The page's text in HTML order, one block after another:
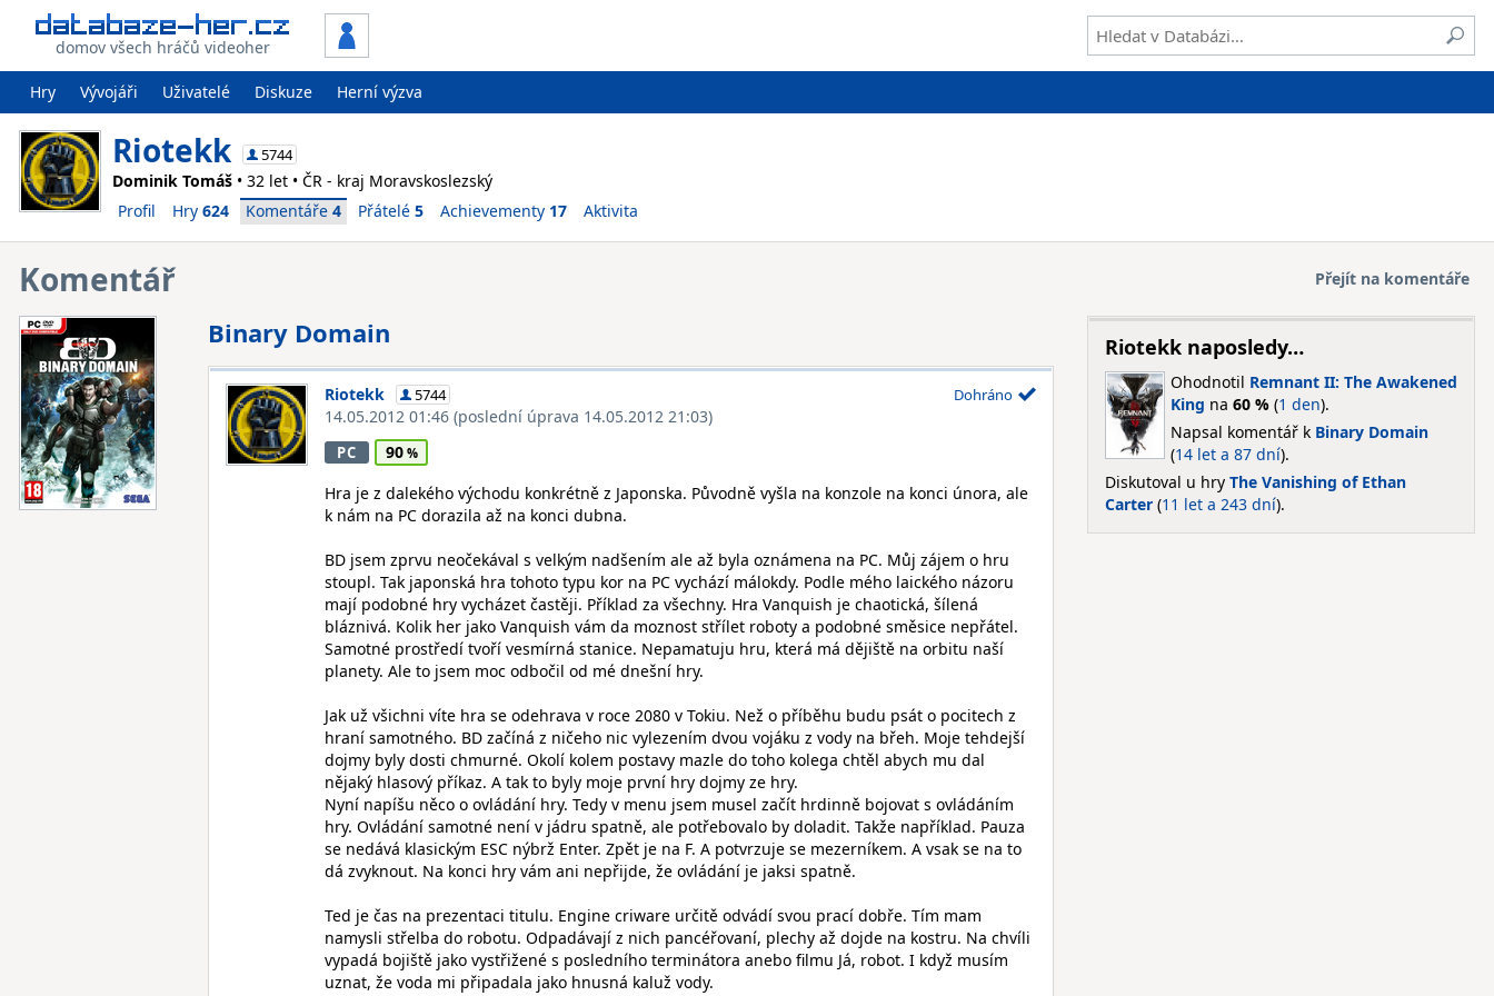
domov všech hráčů videoher
Hry Vývojáři Uživatelé Diskuze Herní výzva
Riotekk 5744
Dominik Tomáš • 32 let • ČR - kraj Moravskoslezský
Profil
Hry 624 Komentáře 4 Přátelé 5 Achievementy 17 Aktivita
Komentář Přejít na komentáře
Binary Domain
Riotekk 5744
14.05.2012 01:46 (poslední úprava 14.05.2012 21:03)
Dohráno
PC
90
Hra je z dalekého východu konkrétně z Japonska. Původně vyšla na konzole na konci února, ale
k nám na PC dorazila až na konci dubna.
BD jsem zprvu neočekával s velkým nadšením ale až byla oznámena na PC. Můj zájem o hru
stoupl. Tak japonská hra tohoto typu kor na PC vychází málokdy. Podle mého laického názoru
mají podobné hry vycházet častěji. Příklad za všechny. Hra Vanquish je chaotická, šílená
bláznivá. Kolik her jako Vanquish vám da moznost střílet roboty a podobné směsice nepřátel.
Samotné prostředí tvoří vesmírná stanice. Nepamatuju hru, která má dějiště na orbitu naší
planety. Ale to jsem moc odbočil od mé dnešní hry.
Jak už všichni víte hra se odehrava v roce 2080 v Tokiu. Než o příběhu budu psát o pocitech z
hraní samotného. BD začíná z ničeho nic vylezením dvou vojáku z vody na břeh. Moje tehdejší
dojmy byly dosti chmurné. Okolí kolem postavy mazle do toho kolega chtěl abych mu dal
nějaký hlasový příkaz. A tak to byly moje první hry dojmy ze hry.
Nyní napíšu něco o ovládání hry. Tedy v menu jsem musel začít hrdinně bojovat s ovládáním
hry. Ovládání samotné není v jádru spatně, ale potřebovalo by doladit. Takže například. Pauza
se nedává klasickým ESC nýbrž Enter. Zpět je na F. A potvrzuje se mezerníkem. A vsak se na to
dá zvyknout. Na konci hry vám ani nepřijde, že ovládání je jaksi spatně.
Ted je čas na prezentaci titulu. Engine criware určitě odvádí svou prací dobře. Tím mam
namysli střelba do robotu. Odpadávají z nich pancéřovaní, plechy až dojde na kostru. Na chvíli
vypadá bojiště jako vystřižené s posledního terminátora anebo filmu Já, robot. I když musím
uznat, že voda mi připadala jako hnusná kaluž vody.
Riotekk naposledy…
Ohodnotil Remnant II: The Awakened
King na 60 %(1 den).
Napsal komentář k Binary Domain
(14 let a 87 dní).
Diskutoval u hry The Vanishing of Ethan
Carter(11 let a 243 dní).